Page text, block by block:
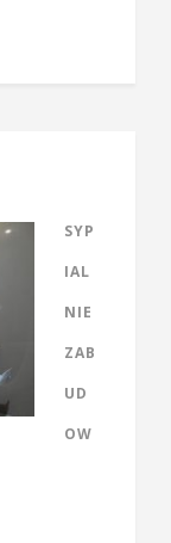
SYP
IAL
NIE
ZAB
UD
OW